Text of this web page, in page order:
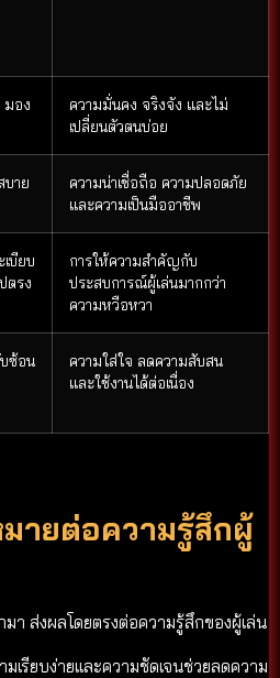
มอง
ความมั่นคง จริงจัง และไม่
เปลี่ยนตัวตนบ่อย
บาย
ความน่าเชื่อถือ ความปลอดภัย
และความเป็นมืออาชีพ
เบียบ
ตรง
การให้ความสำคัญกับ
ประสบการณ์ผู้เล่นมากกว่า
ความหวือหวา
ซ้อน
ความใส่ใจ ลดความสับสน
และใช้งานได้ต่อเนื่อง
ายต่อความรู้สึกผู้
ส่งผลโดยตรงต่อความรู้สึกของผู้เล่น
มเรียบง่ายและความชัดเจนช่วยลดความ